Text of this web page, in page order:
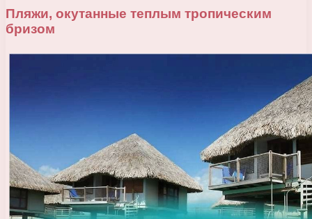
Пляжи, окутанные теплым тропическим
бризом